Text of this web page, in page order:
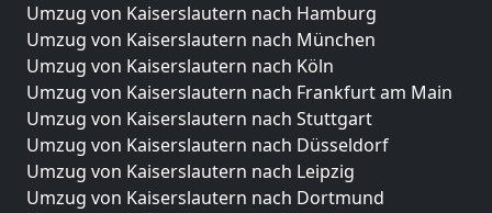
Umzug von Kaiserslautern nach Hamburg
Umzug von Kaiserslautern nach München
Umzug von Kaiserslautern nach Köln
Umzug von Kaiserslautern nach Frankfurt am Main
Umzug von Kaiserslautern nach Stuttgart
Umzug von Kaiserslautern nach Düsseldorf
Umzug von Kaiserslautern nach Leipzig
Umzug von Kaiserslautern nach Dortmund